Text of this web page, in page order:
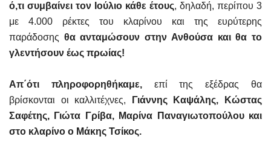
ό,τι συμβαίνει τον Ιούλιο κάθε έτους, δηλαδή, περίπου 3
με 4.000 ρέκτες του κλαρίνου και της ευρύτερης
παράδοσης θα ανταμώσουν στην Ανθούσα και θα το
γλεντήσουν έως πρωίας!
Απ΄ότι πληροφορηθήκαμε,επί της εξέδρας θα
βρίσκονται οι καλλιτέχνες,
Γιάννης Καψάλης, Κώστας
Σαφέτης, Γιώτα Γρίβα, Μαρίνα Παναγιωτοπούλου και
στο κλαρίνο ο Μάκης Τσίκος.